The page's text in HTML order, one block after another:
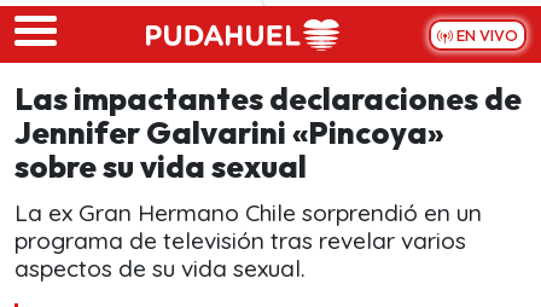
Skip to main content
EN VIVO
Las impactantes declaraciones de
Jennifer Galvarini «Pincoya»
sobre su vida sexual
La ex Gran Hermano Chile sorprendió en un
programa de televisión tras revelar varios
aspectos de su vida sexual.